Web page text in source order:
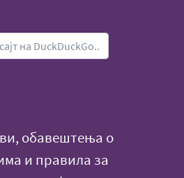
обавештења о
и правила за